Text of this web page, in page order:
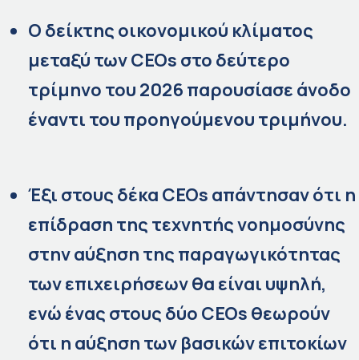
Ο δείκτης οικονομικού κλίματος
μεταξύ τωνCEOs στο δεύτερο
τρίμηνο του 2026 παρουσίασε άνοδο
έναντι του προηγούμενου τριμήνου.
Έξι στους δέκα CEOs απάντησαν ότι η
επίδραση της τεχνητής νοημοσύνης
στην αύξηση της παραγωγικότητας
των επιχειρήσεων θα είναι υψηλή,
ενώ ένας στους δύο CEOs θεωρούν
ότι η αύξηση των βασικών επιτοκίων